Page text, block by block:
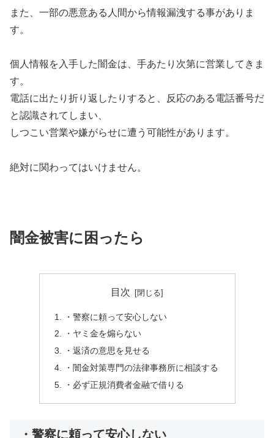
また、一部の悪意ある人間から情報漏洩する事がありま
す。
個人情報を入手した闇金は、手あたり次第に営業してきま
す。
電話に出たり折り返したりすると、反応のある電話番号だ
と認識されてしまい、
しつこい営業や嫌がらせに遭う可能性があります。
絶対に関わってはいけません。
闇金被害に困ったら
目次
・警察に頼って安心しない
・ヤミ金を煽らない
・返済の意思を見せる
・闇金対策専門の法律事務所に相談する
・必ず正規消費者金融で借りる
・警察に頼って安心しない